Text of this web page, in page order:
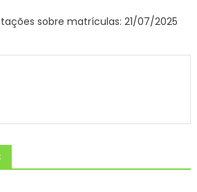
sobre matrículas: 21/07/2025